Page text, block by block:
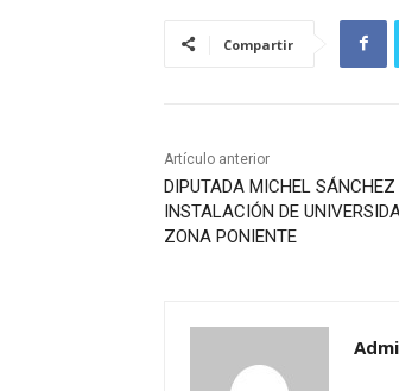
Compartir
Artículo anterior
DIPUTADA MICHEL SÁNCHEZ
INSTALACIÓN DE
ZONA PONIENTE